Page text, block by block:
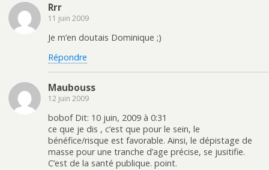
Rrr
11 juin 2009
Je m’en doutais Dominique ;)
Répondre
Maubouss
12 juin 2009
bobof Dit: 10 juin, 2009 à 0:31
ce que je dis , c’est que pour le sein, le
bénéfice/risque est favorable. Ainsi, le dépistage de
masse pour une tranche d’age précise, se jusitifie.
C’est de la santé publique. point.